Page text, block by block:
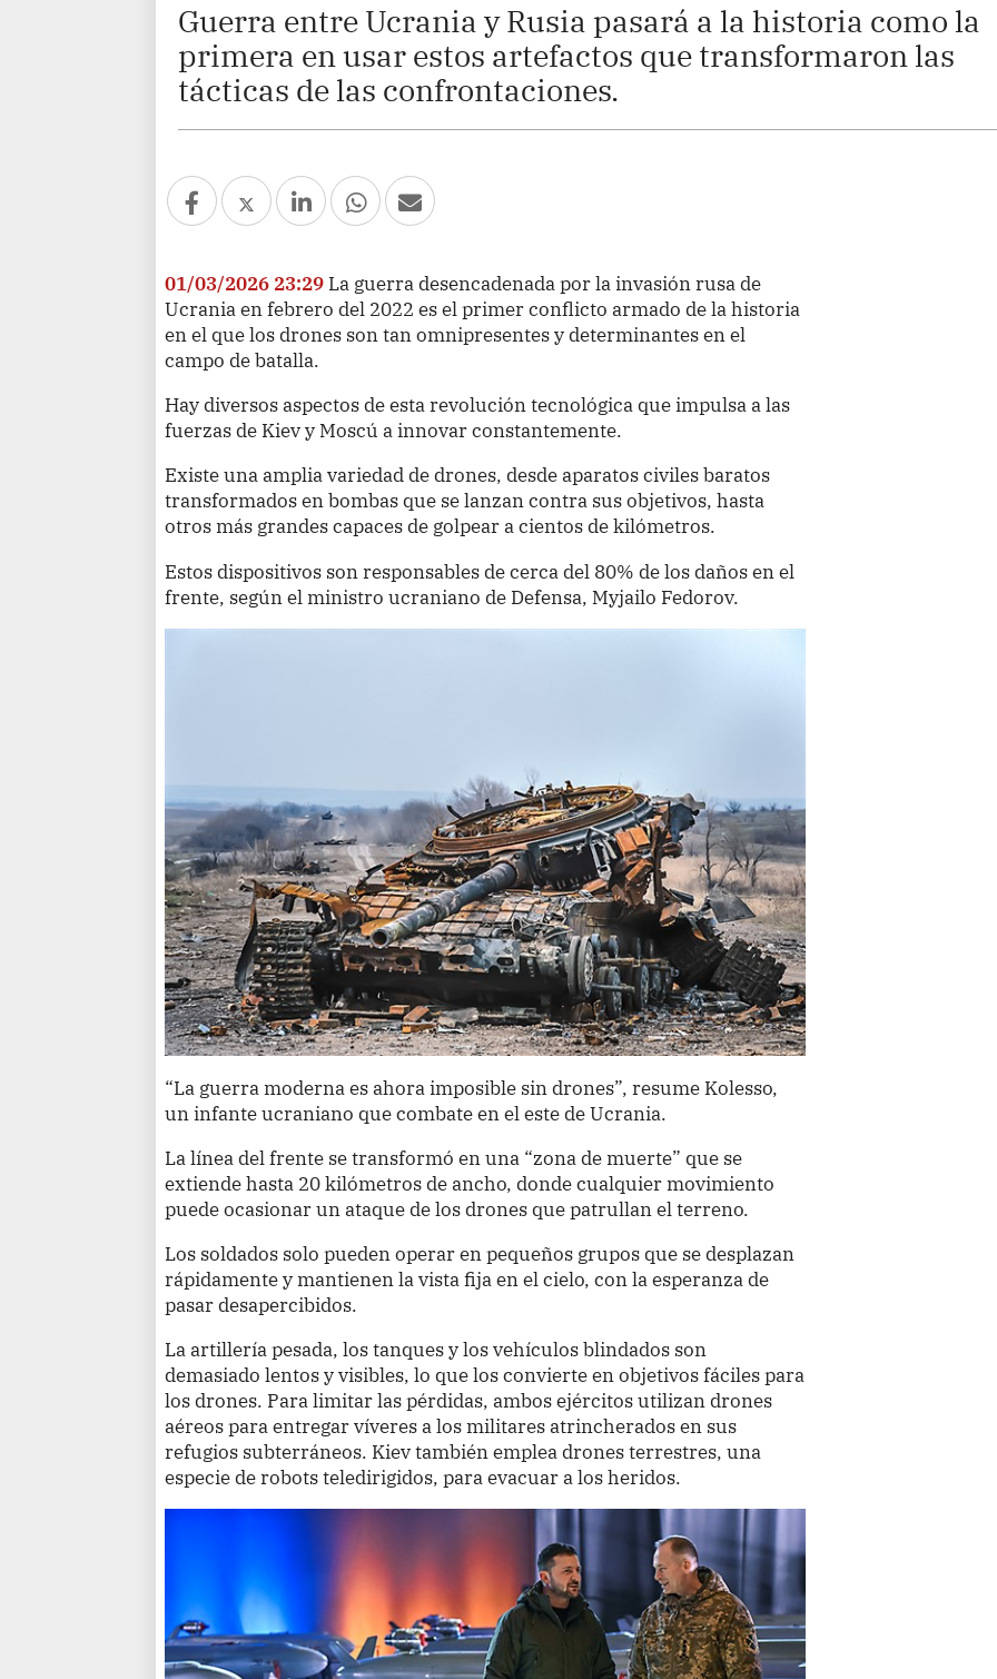
Guerra entre Ucrania y Rusia pasará a la historia como la
primera en usar estos artefactos que transformaron las
tácticas de las confrontaciones.
01/03/2026 23:29 La guerra desencadenada por la invasión rusa de
Ucrania en febrero del 2022 es el primer conflicto armado de la historia
en el que los drones son tan omnipresentes y determinantes en el
campo de batalla.
Hay diversos aspectos de esta revolución tecnológica que impulsa a las
fuerzas de Kiev y Moscú a innovar constantemente.
Existe una amplia variedad de drones, desde aparatos civiles baratos
transformados en bombas que se lanzan contra sus objetivos, hasta
otros más grandes capaces de golpear a cientos de kilómetros.
Estos dispositivos son responsables de cerca del 80% de los daños en el
frente, según el ministro ucraniano de Defensa, Myjailo Fedorov.
“La guerra moderna es ahora imposible sin drones”, resume Kolesso,
un infante ucraniano que combate en el este de Ucrania.
La línea del frente se transformó en una “zona de muerte” que se
extiende hasta 20 kilómetros de ancho, donde cualquier movimiento
puede ocasionar un ataque de los drones que patrullan el terreno.
Los soldados solo pueden operar en pequeños grupos que se desplazan
rápidamente y mantienen la vista fija en el cielo, con la esperanza de
pasar desapercibidos.
La artillería pesada, los tanques y los vehículos blindados son
demasiado lentos y visibles, lo que los convierte en objetivos fáciles para
los drones. Para limitar las pérdidas, ambos ejércitos utilizan drones
aéreos para entregar víveres a los militares atrincherados en sus
refugios subterráneos. Kiev también emplea drones terrestres, una
especie de robots teledirigidos, para evacuar a los heridos.